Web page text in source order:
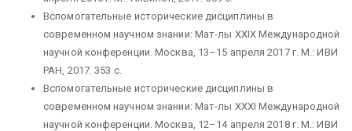
Вспомогательные исторические дисциплины в
современном научном знании: Мат-лы XXIX Международной
научной конференции. Москва, 13–15 апреля 2017 г. М.: ИВИ
РАН, 2017. 353 с.
Вспомогательные исторические дисциплины в
современном научном знании: Мат-лы XXXI Международной
научной конференции. Москва, 12–14 апреля 2018 г. М.: ИВИ